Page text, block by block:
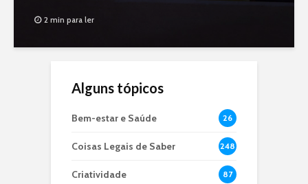
2 min para ler
Alguns tópicos
Bem-estar e Saúde 26
Coisas Legais de Saber 248
Criatividade 87